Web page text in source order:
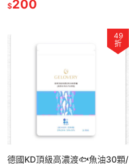
$200
49
折
德國KD頂級高濃渡🐟魚油30顆/